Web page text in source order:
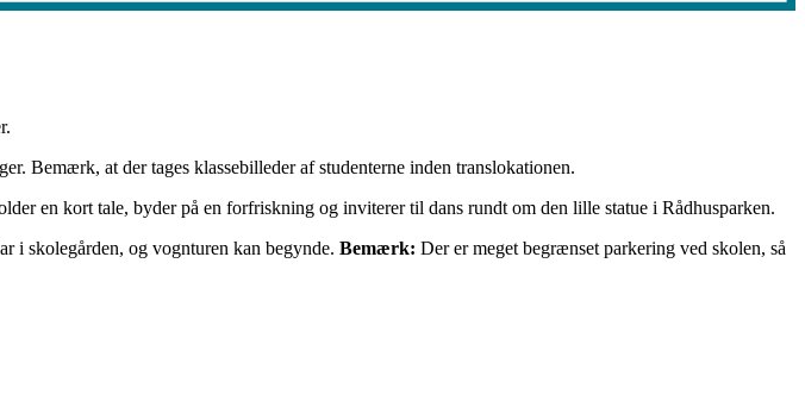
Bemærk, at der tages klassebilleder af studenterne inden translokationen.
en kort tale, byder på en forfriskning og inviterer til dans rundt om den lille statue i Rådhusparken.
i skolegården, og vognturen kan begynde. Bemærk: Der er meget begrænset parkering ved skolen, så